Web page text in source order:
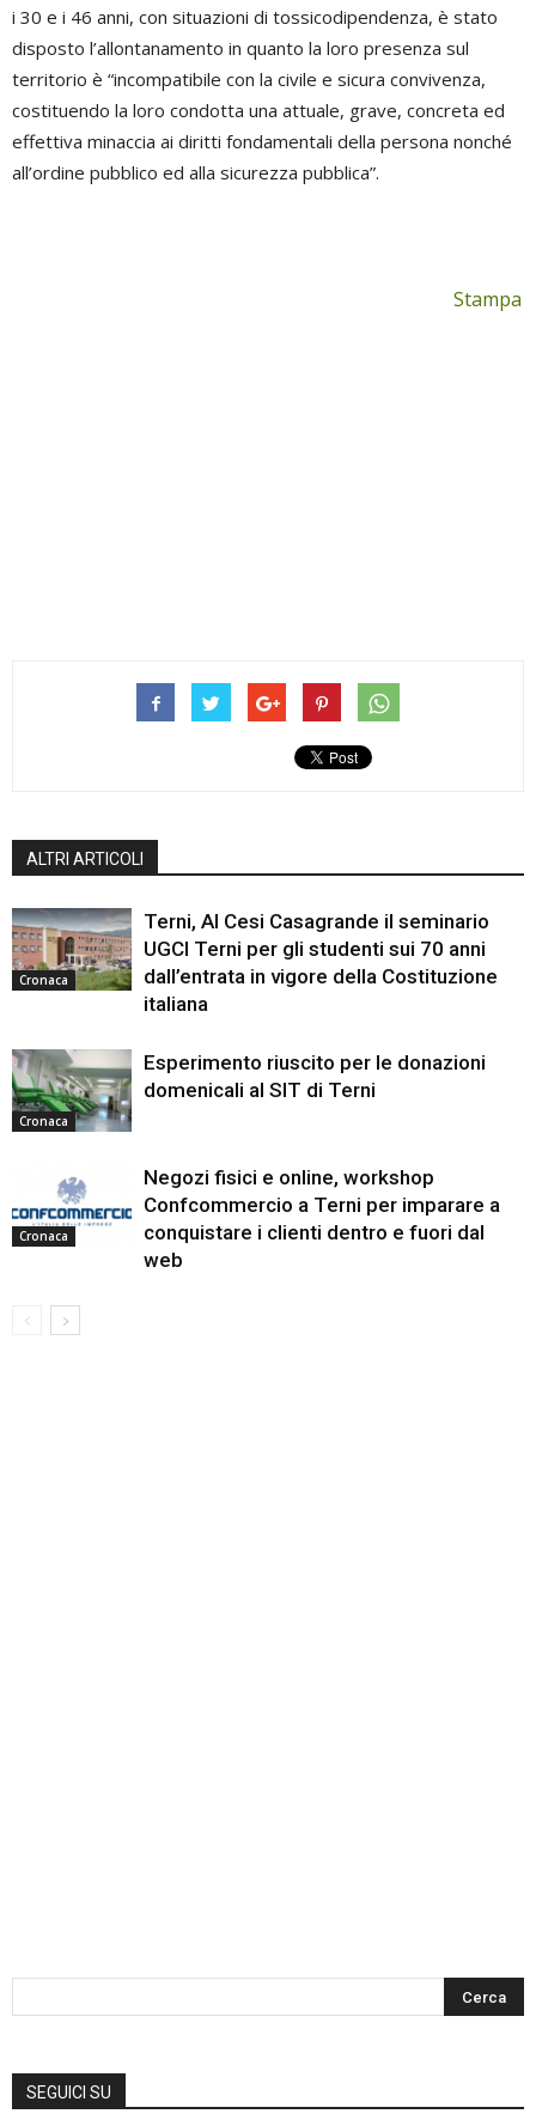
i 30 e i 46 anni, con situazioni di tossicodipendenza, è stato
disposto l’allontanamento in quanto la loro presenza sul
territorio è “incompatibile con la civile e sicura convivenza,
costituendo la loro condotta una attuale, grave, concreta ed
effettiva minaccia ai diritti fondamentali della persona nonché
all’ordine pubblico ed alla sicurezza pubblica”.
Stampa
ALTRI ARTICOLI
Cronaca
Terni, Al Cesi Casagrande il seminario
UGCI Terni per gli studenti sui 70 anni
dall’entrata in vigore della Costituzione
italiana
Cronaca
Esperimento riuscito per le donazioni
domenicali al SIT di Terni
Cronaca
Negozi fisici e online, workshop
Confcommercio a Terni per imparare a
conquistare i clienti dentro e fuori dal
web
SEGUICI SU